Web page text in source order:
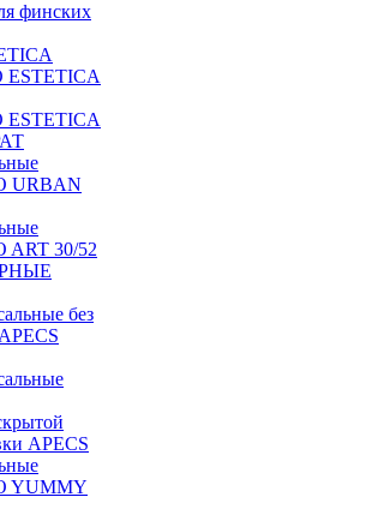
финских
ESTETICA
ESTETICA
URBAN
ART 30/52
без
APECS
YUMMY